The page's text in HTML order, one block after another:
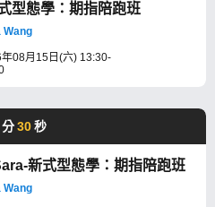
型態學：期指陪跑班
Wang
08月15日(六) 13:30-
分29秒
新式型態學：期指陪跑班
Wang